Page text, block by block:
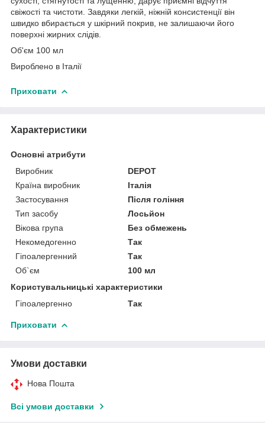
свіжості та чистоти. Завдяки легкій, ніжній консистенції він
швидко вбирається у шкірний покрив, не залишаючи його
поверхні жирних слідів.
Об'єм 100 мл
Вироблено в Італії
Приховати
Характеристики
Основні атрибути
Виробник
DEPOT
Країна виробник
Італія
Застосування
Після гоління
Тип засобу
Лосьйон
Вікова група
Без обмежень
Некомедогенно
Так
Гіпоалергенний
Так
Об`єм
100 мл
Користувальницькі характеристики
Гіпоалергенно
Так
Приховати
Умови доставки
Нова Пошта
Всі умови доставки